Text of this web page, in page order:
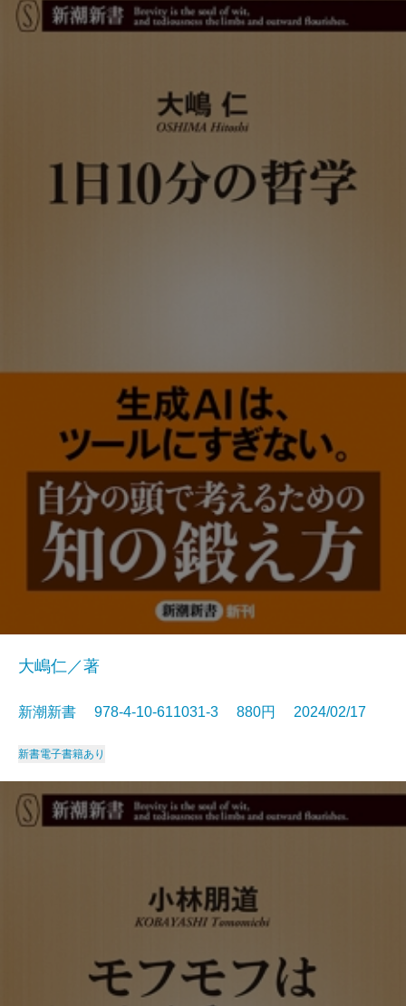
大嶋仁／著
新潮新書 978-4-10-611031-3 880円 2024/02/17
新書電子書籍あり